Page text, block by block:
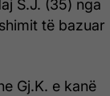
S.J. (35) nga
të bazuar
Gj.K. e kanë